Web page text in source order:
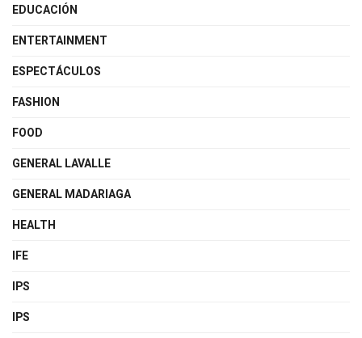
EDUCACIÓN
ENTERTAINMENT
ESPECTÁCULOS
FASHION
FOOD
GENERAL LAVALLE
GENERAL MADARIAGA
HEALTH
IFE
IPS
IPS